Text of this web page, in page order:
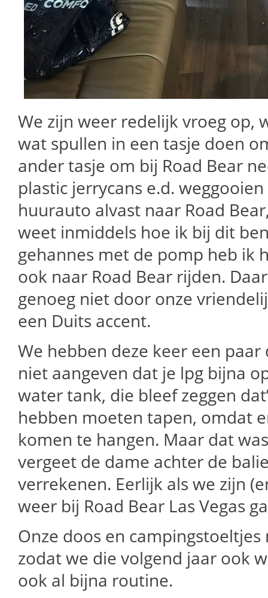
We zijn weer redelijk vroeg op,
wat spullen in een tasje doen
ander tasje om bij Road Bear
plastic jerrycans e.d.
huurauto alvast naar Road
weet inmiddels hoe ik bij dit
gehannes met de pomp heb ik
ook naar Road Bear rijden.
genoeg niet door onze
een Duits accent.
We hebben deze keer een
niet aangeven dat je lpg bijna
water tank, die bleef zeggen
hebben moeten tapen, omdat
komen te hangen. Maar dat
vergeet de dame achter de
verrekenen. Eerlijk als we zijn
weer bij Road Bear Las Vegas
Onze doos en
zodat we die volgend jaar ook
ook al bijna routine.